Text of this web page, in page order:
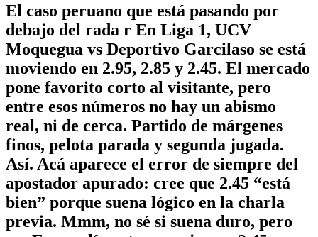
El caso peruano que está pasando por
debajo del rada r En Liga 1, UCV
Moquegua vs Deportivo Garcilaso se está
moviendo en 2.95, 2.85 y 2.45. El mercado
pone favorito corto al visitante, pero
entre esos números no hay un abismo
real, ni de cerca. Partido de márgenes
finos, pelota parada y segunda jugada.
Así. Acá aparece el error de siempre del
apostador apurado: cree que 2.45 “está
bien” porque suena lógico en la charla
previa. Mmm, no sé si suena duro, pero